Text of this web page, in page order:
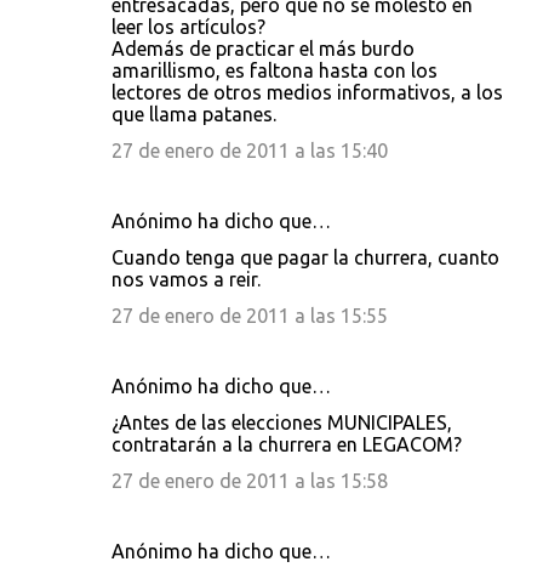
entresacadas, pero que no se molestó en
leer los artículos?
Además de practicar el más burdo
amarillismo, es faltona hasta con los
lectores de otros medios informativos, a los
que llama patanes.
27 de enero de 2011 a las 15:40
Anónimo ha dicho que…
Cuando tenga que pagar la churrera, cuanto
nos vamos a reir.
27 de enero de 2011 a las 15:55
Anónimo ha dicho que…
¿Antes de las elecciones MUNICIPALES,
contratarán a la churrera en LEGACOM?
27 de enero de 2011 a las 15:58
Anónimo ha dicho que…